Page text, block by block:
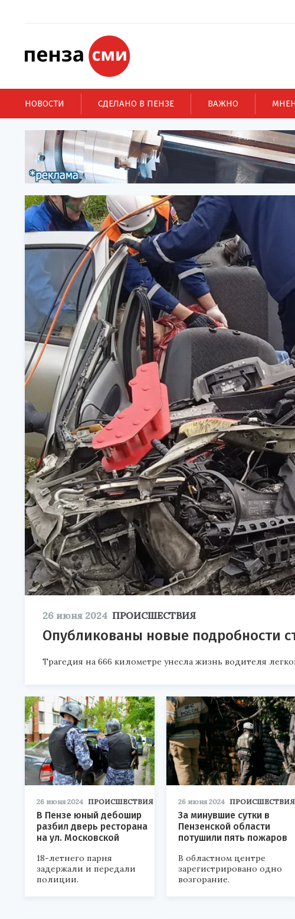
НОВОСТИ СДЕЛАНО В ПЕНЗЕ ВАЖНО
26 июня 2024 ПРОИСШЕСТВИЯ
Опубликованы новые подробности
Трагедия на 666 километре унесла жизнь водителя
26 июня 2024 ПРОИСШЕСТВИЯ
В Пензе юный дебошир
разбил дверь ресторана
на ул. Московской
18-летнего парня
задержали и передали
полиции.
26 июня 2024 ПРОИСШЕСТВИЯ
За минувшие сутки в
Пензенской области
потушили пять пожаров
В областном центре
зарегистрировано одно
возгорание.